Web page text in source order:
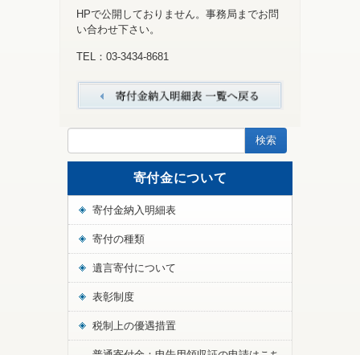
HPで公開しておりません。事務局までお問
い合わせ下さい。
TEL：03-3434-8681
寄付金について
寄付金納入明細表
寄付の種類
遺言寄付について
表彰制度
税制上の優遇措置